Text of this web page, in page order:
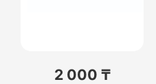
2 000 ₸